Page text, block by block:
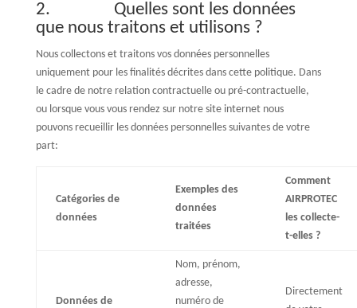
2. Quelles sont les données
que nous traitons et utilisons ?
Nous collectons et traitons vos données personnelles
uniquement pour les finalités décrites dans cette politique. Dans
le cadre de notre relation contractuelle ou pré-contractuelle,
ou lorsque vous vous rendez sur notre site internet nous
pouvons recueillir les données personnelles suivantes de votre
part:
Catégories de
données
Exemples des
données
traitées
Comment
AIRPROTEC
les collecte-
t-elles ?
Données de
Nom, prénom,
adresse,
numéro de
Directement